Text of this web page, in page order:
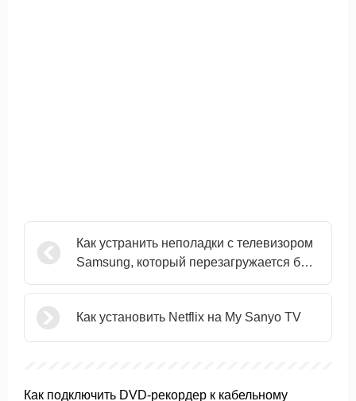
Как устранить неполадки с телевизором
Samsung, который перезагружается без
информации о времени
Как установить Netflix на My Sanyo TV
Как подключить DVD-рекордер к кабельному